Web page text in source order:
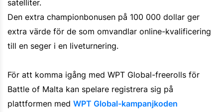
satelliter.
Den extra championbonusen på 100 000 dollar ger
extra värde för de som omvandlar online-kvalificering
till en seger i en liveturnering.
För att komma igång med WPT Global-freerolls för
Battle of Malta kan spelare registrera sig på
plattformen med WPT Global-kampanjkoden